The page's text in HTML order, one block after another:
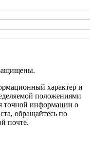
характер и
положениями
точной информации о
обращайтесь по
почте.